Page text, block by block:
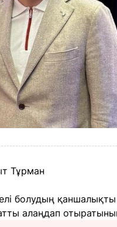
Тұрман
болудың
алаңдап